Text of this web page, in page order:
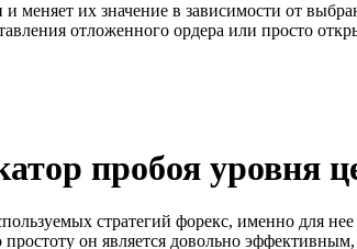
меняет их значение в зависимости от
отложенного ордера или просто
пробоя уровня
стратегий форекс, именно для
он является довольно